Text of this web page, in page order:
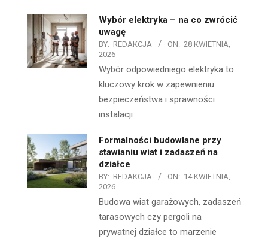
Wybór elektryka – na co zwrócić
uwagę
BY: REDAKCJA ON: 28 KWIETNIA,
2026
Wybór odpowiedniego elektryka to
kluczowy krok w zapewnieniu
bezpieczeństwa i sprawności
instalacji
Formalności budowlane przy
stawianiu wiat i zadaszeń na
działce
BY: REDAKCJA ON: 14 KWIETNIA,
2026
Budowa wiat garażowych, zadaszeń
tarasowych czy pergoli na
prywatnej działce to marzenie